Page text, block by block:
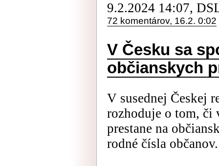
9.2.2024 14:07,
72 komentárov, 16.2. 0:02
V Česku sa
občianskych
V susednej Českej
rozhoduje o tom,
prestane na
rodné čísla občanov.